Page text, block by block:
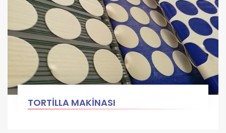
TORTİLLA MAKİNASI